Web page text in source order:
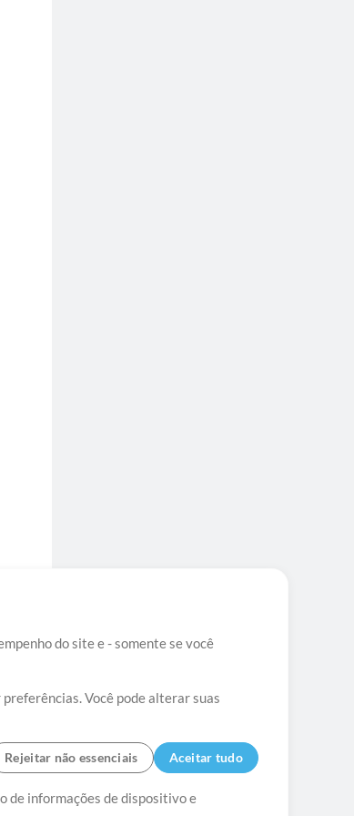
do site e - somente se você
Você pode alterar suas
Rejeitar não essenciais Aceitar tudo
de informações de dispositivo e